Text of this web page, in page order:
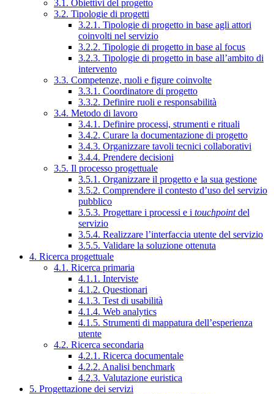
3.1. Obiettivi del progetto
3.2. Tipologie di progetti
3.2.1. Tipologie di progetto in base agli attori
coinvolti nel servizio
3.2.2. Tipologie di progetto in base al focus
3.2.3. Tipologie di progetto in base all’ambito di
intervento
3.3. Competenze, ruoli e figure coinvolte
3.3.1. Coordinatore di progetto
3.3.2. Definire ruoli e responsabilità
3.4. Metodo di lavoro
3.4.1. Definire processi, strumenti e rituali
3.4.2. Curare la documentazione di progetto
3.4.3. Organizzare tavoli tecnici collaborativi
3.4.4. Prendere decisioni
3.5. Il processo progettuale
3.5.1. Organizzare il progetto e la sua gestione
3.5.2. Comprendere il contesto d’uso del servizio
pubblico
3.5.3. Progettare i processi e i touchpointdel
servizio
3.5.4. Realizzare l’interfaccia utente del servizio
3.5.5. Validare la soluzione ottenuta
4. Ricerca progettuale
4.1. Ricerca primaria
4.1.1. Interviste
4.1.2. Questionari
4.1.3. Test di usabilità
4.1.4. Web analytics
4.1.5. Strumenti di mappatura dell’esperienza
utente
4.2. Ricerca secondaria
4.2.1. Ricerca documentale
4.2.2. Analisi benchmark
4.2.3. Valutazione euristica
5. Progettazione dei servizi